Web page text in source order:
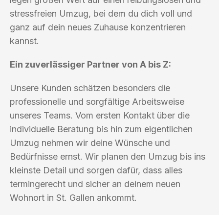
stressfreien Umzug, bei dem du dich voll und
ganz auf dein neues Zuhause konzentrieren
kannst.
Ein zuverlässiger Partner von A bis Z:
Unsere Kunden schätzen besonders die
professionelle und sorgfältige Arbeitsweise
unseres Teams. Vom ersten Kontakt über die
individuelle Beratung bis hin zum eigentlichen
Umzug nehmen wir deine Wünsche und
Bedürfnisse ernst. Wir planen den Umzug bis ins
kleinste Detail und sorgen dafür, dass alles
termingerecht und sicher an deinem neuen
Wohnort in St. Gallen ankommt.